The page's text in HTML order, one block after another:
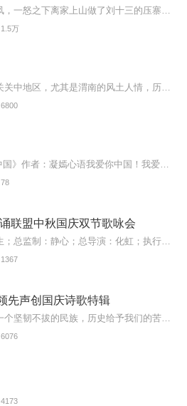
1.5万
6800
78
联盟中秋国庆双节歌咏会
1367
先声创国庆诗歌特辑
6076
4173